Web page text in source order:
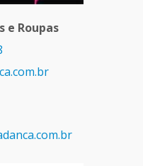
e Roupas